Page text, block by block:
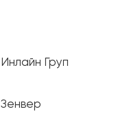
Инлайн Груп
Зенвер